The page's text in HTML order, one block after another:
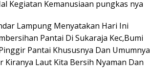
Kegiatan Kemanusiaan pungkas nya
Lampung Menyatakan Hari Ini
Pantai Di Sukaraja Kec,Bumi
Pantai Khususnya Dan Umumnya
Kiranya Laut Kita Bersih Nyaman Dan